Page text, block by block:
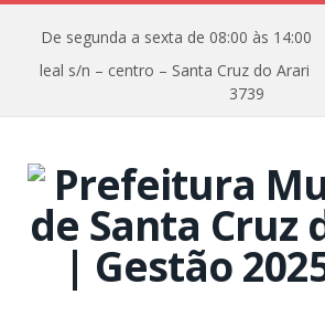
De segunda a sexta de 08:00 às
leal s/n – centro – Santa Cruz do
3739